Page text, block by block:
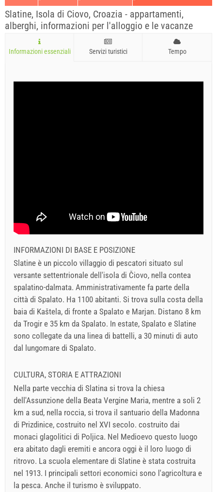
Slatine, Isola di Ciovo, Croazia - appartamenti,
alberghi, informazioni per l'alloggio e le vacanze
Informazioni essenziali Servizi turistici Tempo
INFORMAZIONI DI BASE E POSIZIONE
Slatine è un piccolo villaggio di pescatori situato sul
versante settentrionale dell'isola di Čiovo, nella contea
spalatino-dalmata. Amministrativamente fa parte della
città di Spalato. Ha 1100 abitanti. Si trova sulla costa della
baia di Kaštela, di fronte a Spalato e Marjan. Distano 8 km
da Trogir e 35 km da Spalato. In estate, Spalato e Slatine
sono collegate da una linea di battelli, a 30 minuti di auto
dal lungomare di Spalato.
CULTURA, STORIA E ATTRAZIONI
Nella parte vecchia di Slatina si trova la chiesa
dell'Assunzione della Beata Vergine Maria, mentre a soli 2
km a sud, nella roccia, si trova il santuario della Madonna
di Prizdinice, costruito nel XVI secolo. costruito dai
monaci glagolitici di Poljica. Nel Medioevo questo luogo
era abitato dagli eremiti e ancora oggi è il loro luogo di
ritrovo. La scuola elementare di Slatine è stata costruita
nel 1913. I principali settori economici sono l'agricoltura e
la pesca. Anche il turismo è sviluppato.